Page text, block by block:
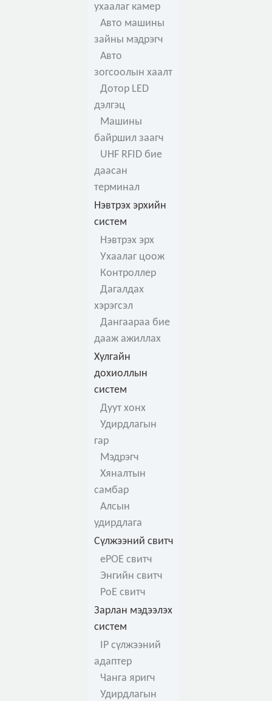
ухаалаг камер
Авто машины
зайны мэдрэгч
Авто
зогсоолын хаалт
Дотор LED
дэлгэц
Машины
байршил заагч
UHF RFID бие
даасан
терминал
Нэвтрэх эрхийн
систем
Нэвтрэх эрх
Ухаалаг цоож
Контроллер
Дагалдах
хэрэгсэл
Дангаараа бие
дааж ажиллах
Хулгайн
дохиоллын
систем
Дуут хонх
Удирдлагын
гар
Мэдрэгч
Хяналтын
самбар
Алсын
удирдлага
Сүлжээний свитч
ePOE свитч
Энгийн свитч
PoE свитч
Зарлан мэдээлэх
систем
IP сүлжээний
адаптер
Чанга яригч
Удирдлагын